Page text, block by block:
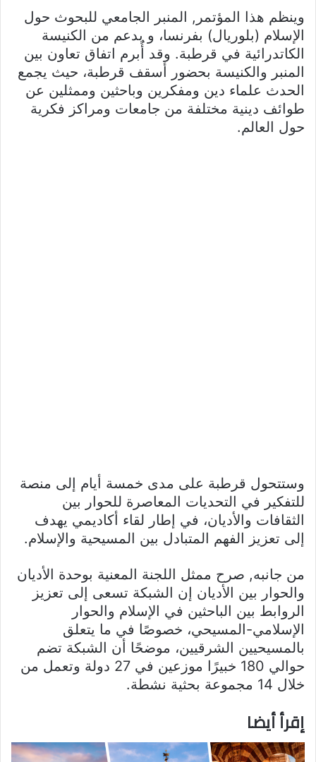
وينظم هذا المؤتمر, المنبر الجامعي للبحوث حول
الإسلام (بلوريال) بفرنسا، و بدعم من الكنيسة
الكاتدرائية في قرطبة. وقد أُبرم اتفاق تعاون بين
المنبر والكنيسة بحضور أسقف قرطبة، حيث يجمع
الحدث علماء دين ومفكرين وباحثين وممثلين عن
طوائف دينية مختلفة من جامعات ومراكز فكرية
حول العالم.
وستتحول قرطبة على مدى خمسة أيام إلى منصة
للتفكير في التحديات المعاصرة للحوار بين
الثقافات والأديان، في إطار لقاء أكاديمي يهدف
إلى تعزيز الفهم المتبادل بين المسيحية والإسلام.
من جانبه, صرح ممثل اللجنة المعنية بوحدة الأديان
والحوار بين الأديان إن الشبكة تسعى إلى تعزيز
الروابط بين الباحثين في الإسلام والحوار
الإسلامي-المسيحي، خصوصًا في ما يتعلق
بالمسيحيين الشرقيين، موضحًا أن الشبكة تضم
حوالي 180 خبيرًا موزعين في 27 دولة وتعمل من
خلال 14 مجموعة بحثية نشطة.
إقرأ أيضا